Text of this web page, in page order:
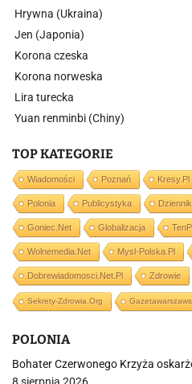
Hrywna (Ukraina)
Jen (Japonia)
Korona czeska
Korona norweska
Lira turecka
Yuan renminbi (Chiny)
TOP KATEGORIE
Wiadomości Poznań Kresy.pl
Polonia Publicystyka
Goniec.net Globalizacja
Wolnemedia.net Mysl-Polska.pl
Dobrewiadomosci.net.pl Zdrowie
Sekrety-Zdrowia.org
POLONIA
Bohater Czerwonego Krzyża